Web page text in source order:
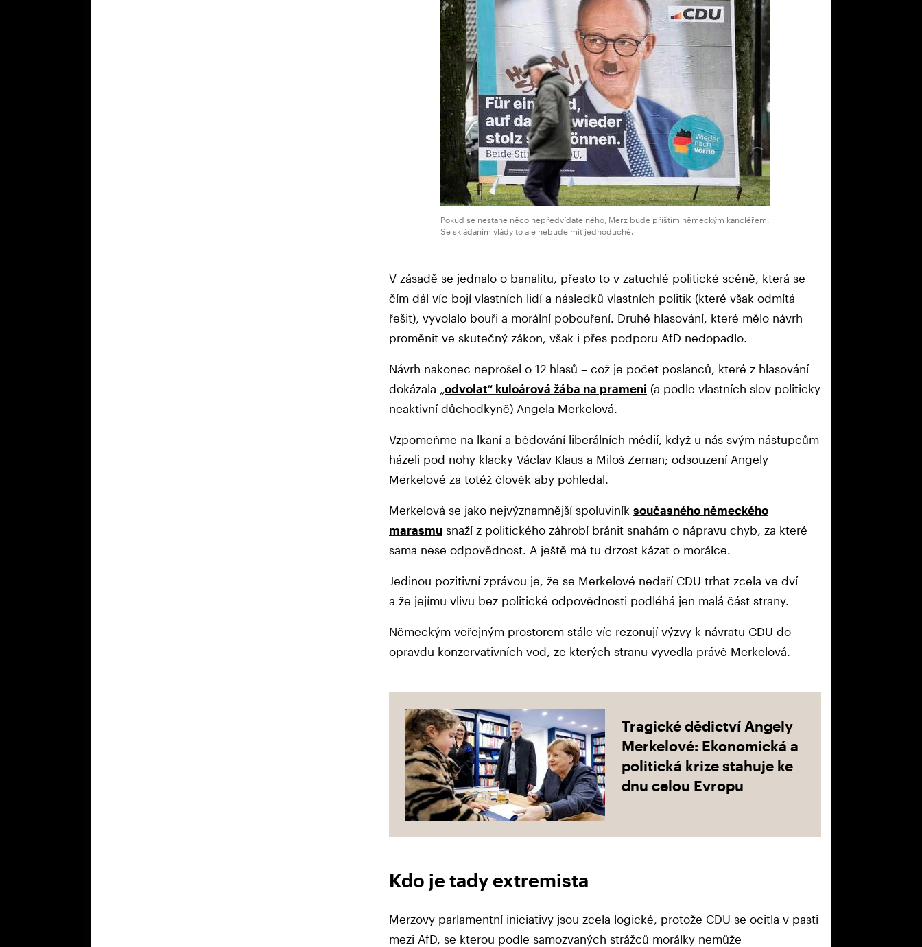
Pokud se nestane něco nepředvídatelného, Merz bude příštím německým kancléřem.
Se skládáním vlády to ale nebude mít jednoduché.
V zásadě se jednalo o banalitu, přesto to v zatuchlé politické scéně, která se
čím dál víc bojí vlastních lidí a následků vlastních politik (které však odmítá
řešit), vyvolalo bouři a morální pobouření. Druhé hlasování, které mělo návrh
proměnit ve skutečný zákon, však i přes podporu AfD nedopadlo.
Návrh nakonec neprošel o 12 hlasů – což je počet poslanců, které z hlasování
dokázala „ odvolat“ kuloárová žába na prameni (a podle vlastních slov politicky
neaktivní důchodkyně) Angela Merkelová.
Vzpomeňme na lkaní a bědování liberálních médií, když u nás svým nástupcům
házeli pod nohy klacky Václav Klaus a Miloš Zeman; odsouzení Angely
Merkelové za totéž člověk aby pohledal.
Merkelová se jako nejvýznamnější spoluviník současného německého
marasmu snaží z politického záhrobí bránit snahám o nápravu chyb, za které
sama nese odpovědnost. A ještě má tu drzost kázat o morálce.
Jedinou pozitivní zprávou je, že se Merkelové nedaří CDU trhat zcela ve dví
a že jejímu vlivu bez politické odpovědnosti podléhá jen malá část strany.
Německým veřejným prostorem stále víc rezonují výzvy k návratu CDU do
opravdu konzervativních vod, ze kterých stranu vyvedla právě Merkelová.
Tragické dědictví Angely
Merkelové: Ekonomická a
politická krize stahuje ke
dnu celou Evropu
Kdo je tady extremista
Merzovy parlamentní iniciativy jsou zcela logické, protože CDU se ocitla v pasti
mezi AfD, se kterou podle samozvaných strážců morálky nemůže